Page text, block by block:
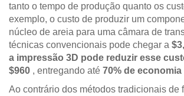
tanto o tempo de produção quanto os
exemplo, o custo de produzir um
núcleo de areia para uma câmara de
técnicas convencionais pode chegar a
a impressão 3D pode reduzir esse
$960 , entregando até 70% de economia
Ao contrário dos métodos tradicionais de